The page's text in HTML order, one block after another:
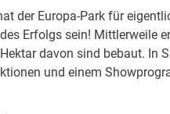
der Europa-Park für
Erfolgs sein! Mittlerweile
davon sind bebaut. In
und einem